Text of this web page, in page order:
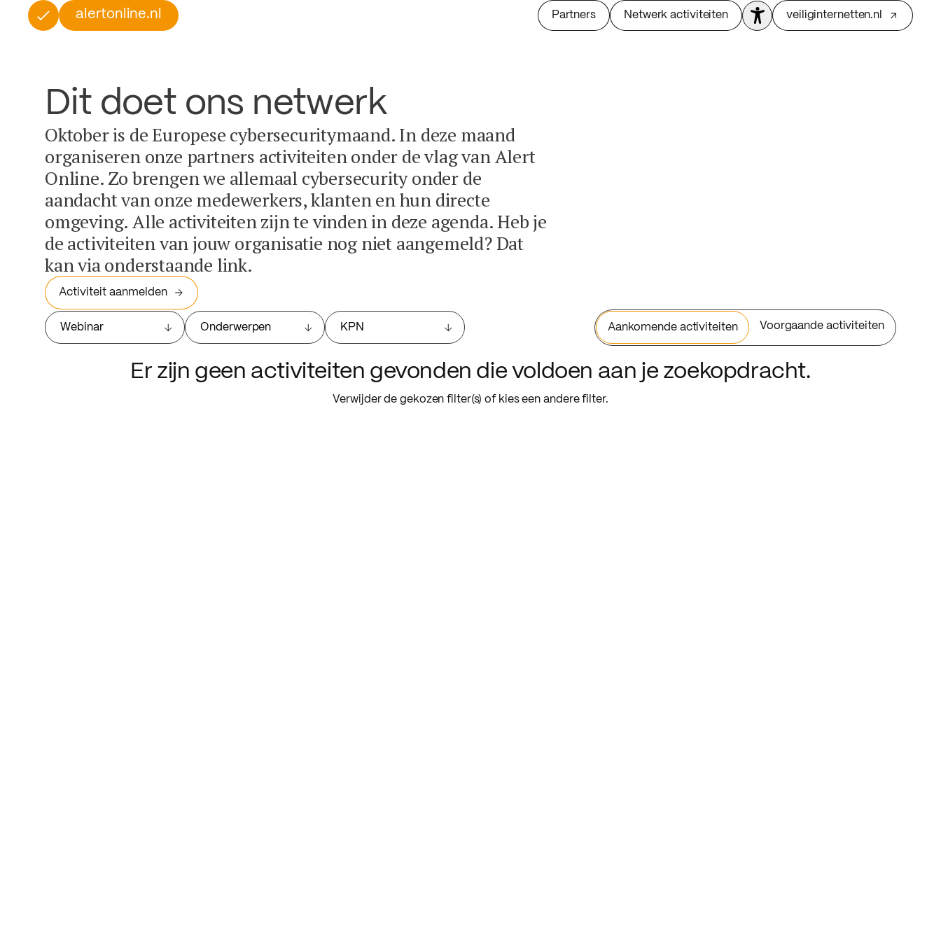
alertonline.nl Partners Netwerk activiteiten veiliginternetten.nl
Dit doet ons netwerk
Oktober is de Europese cybersecuritymaand. In deze maand
organiseren onze partners activiteiten onder de vlag van Alert
Online. Zo brengen we allemaal cybersecurity onder de
aandacht van onze medewerkers, klanten en hun directe
omgeving. Alle activiteiten zijn te vinden in deze agenda. Heb je
de activiteiten van jouw organisatie nog niet aangemeld? Dat
kan via onderstaande link.
Activiteit aanmelden
Webinar Onderwerpen KPN Aankomende activiteiten Voorgaande activiteiten
Er zijn geen activiteiten gevonden die voldoen aan je zoekopdracht.
Verwijder de gekozen filter(s) of kies een andere filter.